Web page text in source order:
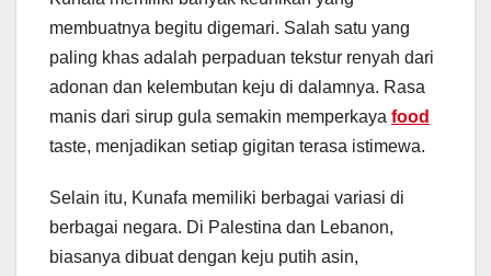
membuatnya begitu digemari. Salah satu yang
paling khas adalah perpaduan tekstur renyah dari
adonan dan kelembutan keju di dalamnya. Rasa
manis dari sirup gula semakin memperkaya food
taste, menjadikan setiap gigitan terasa istimewa.
Selain itu, Kunafa memiliki berbagai variasi di
berbagai negara. Di Palestina dan Lebanon,
biasanya dibuat dengan keju putih asin,